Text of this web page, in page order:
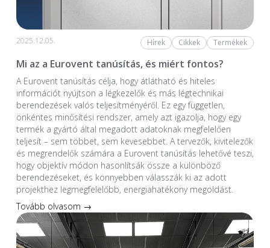
2025.12.05. Hírek Cikkek Termékek
Mi az a Eurovent tanúsítás, és miért fontos?
A Eurovent tanúsítás célja, hogy átlátható és hiteles
információt nyújtson a légkezelők és más légtechnikai
berendezések valós teljesítményéről. Ez egy független,
önkéntes minősítési rendszer, amely azt igazolja, hogy egy
termék a gyártó által megadott adatoknak megfelelően
teljesít – sem többet, sem kevesebbet. A tervezők, kivitelezők
és megrendelők számára a Eurovent tanúsítás lehetővé teszi,
hogy objektív módon hasonlítsák össze a különböző
berendezéseket, és könnyebben válasszák ki az adott
projekthez legmegfelelőbb, energiahatékony megoldást.
Tovább olvasom →